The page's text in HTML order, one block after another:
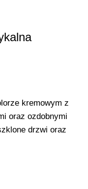
kremowym z
oraz ozdobnymi
drzwi oraz